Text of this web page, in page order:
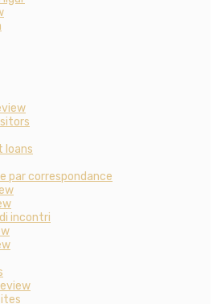
loans
par correspondance
incontri